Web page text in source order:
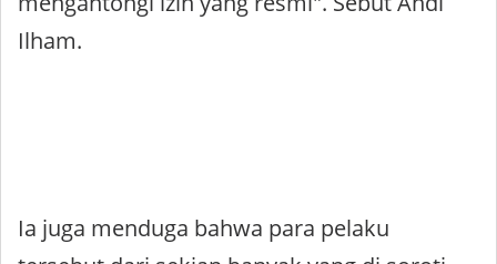
Ilham.
Ia juga menduga bahwa para pelaku